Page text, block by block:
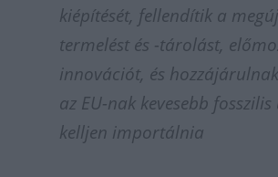
kiépítését, fellendítik a
termelést és -tárolást,
innovációt, és
az EU-nak kevesebb
kelljen importálnia